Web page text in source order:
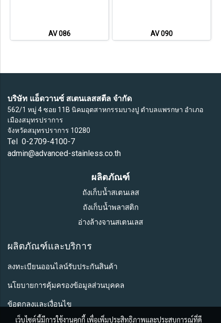
AV 086 AV 090
บริษัท แอ็ดวานซ์ สเตนเลสสตีล จำกัด
562/1 หมู่ 4 ซอย 11B นิคมอุตสาหกรรมบางปู ตำบลแพรกษา อำเภอ
เมืองสมุทรปราการ
จังหวัดสมุทรปราการ 10280
Tel 0-2709-4100-7
admin@advanced-stainless.co.th
ผลิตภัณฑ์
ถังเก็บน้ำสเตนเลส
ถังเก็บน้ำพลาสติก
อ่างล้างจานสเตนเลส
ผลิตภัณฑ์และบริการ
ลงทะเบียนออนไลน์รับประกันสินค้า
นโยบายการคุ้มครองข้อมูลส่วนบุคคล
ข้อตกลงและเงื่อนไข
เว็บไซต์นี้มีการใช้งานคุกกี้ เพื่อเพิ่มประสิทธิภาพและประสบการณ์ที่ดี